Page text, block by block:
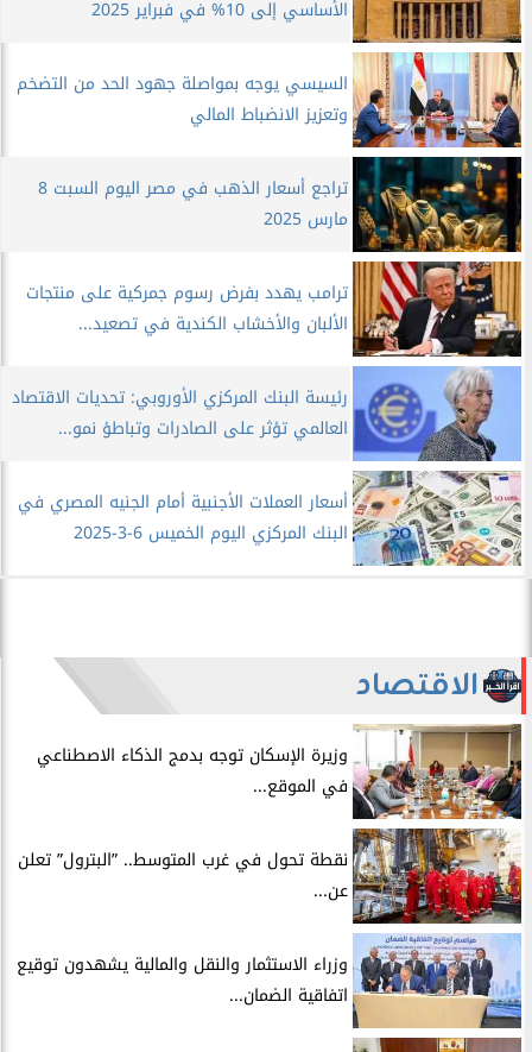
الأساسي إلى 10% في فبراير 2025
السيسي يوجه بمواصلة جهود الحد من التضخم
وتعزيز الانضباط المالي
تراجع أسعار الذهب في مصر اليوم السبت 8
مارس 2025
ترامب يهدد بفرض رسوم جمركية على منتجات
الألبان والأخشاب الكندية في تصعيد...
رئيسة البنك المركزي الأوروبي: تحديات الاقتصاد
العالمي تؤثر على الصادرات وتباطؤ نمو...
أسعار العملات الأجنبية أمام الجنيه المصري في
البنك المركزي اليوم الخميس 6-3-2025
الاقتصاد
​وزيرة الإسكان توجه بدمج الذكاء الاصطناعي
في الموقع...
​نقطة تحول في غرب المتوسط.. ”البترول” تعلن
عن...
​وزراء الاستثمار والنقل والمالية يشهدون توقيع
اتفاقية الضمان...